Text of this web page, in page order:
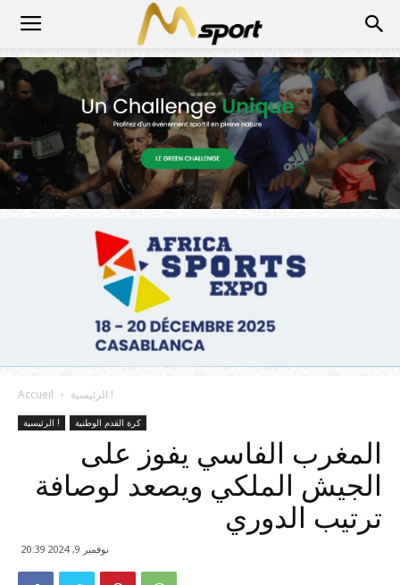
Accueil الرئيسية !
الرئيسية ! كرة القدم الوطنية
المغرب الفاسي يفوز على
الجيش الملكي ويصعد لوصافة
ترتيب الدوري
نوفمبر 9, 2024 20:39